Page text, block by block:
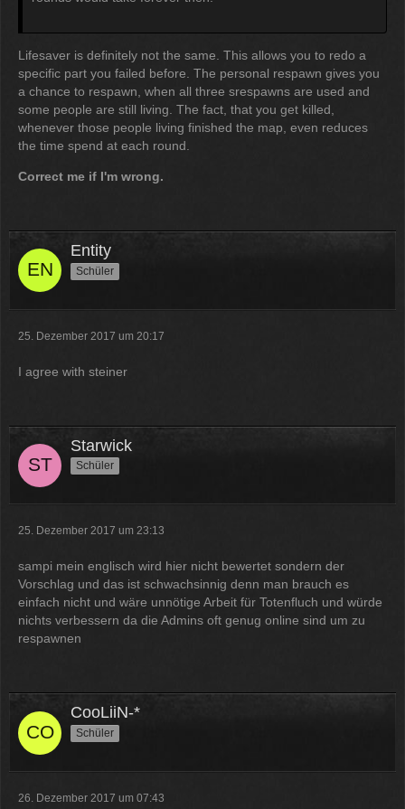
Lifesaver is definitely not the same. This allows you to redo a
specific part you failed before. The personal respawn gives you
a chance to respawn, when all three srespawns are used and
some people are still living. The fact, that you get killed,
whenever those people living finished the map, even reduces
the time spend at each round.
Correct me if I'm wrong.
Entity
Schüler
25. Dezember 2017 um 20:17
I agree with steiner
Starwick
Schüler
25. Dezember 2017 um 23:13
sampi mein englisch wird hier nicht bewertet sondern der
Vorschlag und das ist schwachsinnig denn man brauch es
einfach nicht und wäre unnötige Arbeit für Totenfluch und würde
nichts verbessern da die Admins oft genug online sind um zu
respawnen
CooLiiN-*
Schüler
26. Dezember 2017 um 07:43